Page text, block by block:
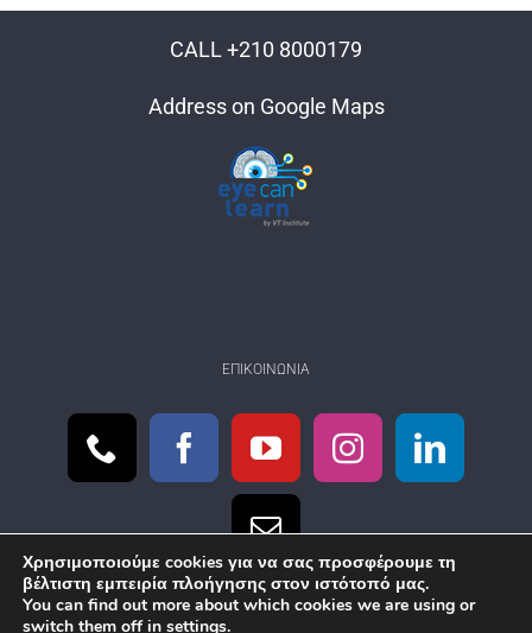
CALL +210 8000179
Address on Google Maps
ΕΠΙΚΟΙΝΩΝΊΑ
Χρησιμοποιούμε cookies για να σας προσφέρουμε τη
βέλτιστη εμπειρία πλοήγησης στον ιστότοπό μας.
You can find out more about which cookies we are using or
switch them off in settings.